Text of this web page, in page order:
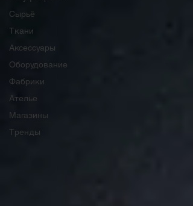
Сырьё
Ткани
Аксессуары
Оборудование
Фабрики
Ателье
Магазины
Тренды